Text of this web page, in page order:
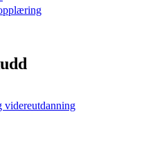
videreutdanning